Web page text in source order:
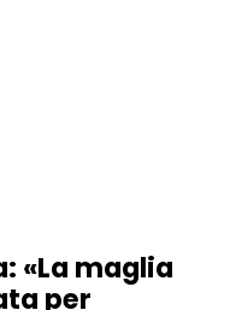
«La maglia
per